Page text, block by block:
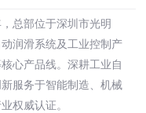
总部位于深圳市光明
润滑系统及工业控制产
心产品线。深耕工业自
服务于智能制造、机械
权威认证。